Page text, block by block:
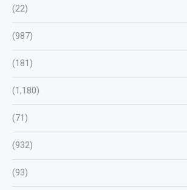
(22)
(987)
(181)
(1,180)
(71)
(932)
(93)